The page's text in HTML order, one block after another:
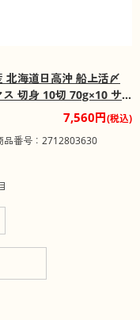
北海道日高沖 船上活〆
ス 切身 10切 70g×10 サ
7,560円(税込)
品番号：2712803630